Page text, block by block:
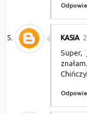
KASIA